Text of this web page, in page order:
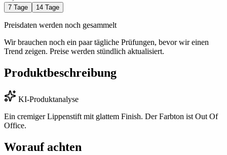
7 Tage 14 Tage
Preisdaten werden noch gesammelt
Wir brauchen noch ein paar tägliche Prüfungen, bevor wir einen
Trend zeigen. Preise werden stündlich aktualisiert.
Produktbeschreibung
KI-Produktanalyse
Ein cremiger Lippenstift mit glattem Finish. Der Farbton ist Out Of
Office.
Worauf achten